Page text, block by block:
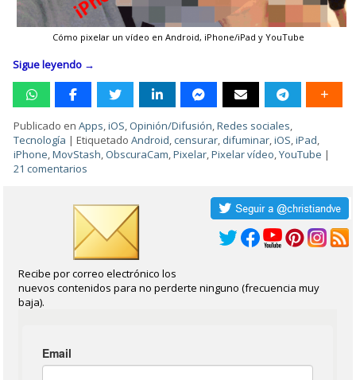
Cómo pixelar un vídeo en Android, iPhone/iPad y YouTube
Sigue leyendo →
Publicado en Apps,iOS, Opinión/Difusión,Redes sociales,
Tecnología |Etiquetado Android,censurar, difuminar,iOS,iPad,
iPhone,MovStash, ObscuraCam,Pixelar,Pixelar vídeo,YouTube |
21 comentarios
Recibe por correo electrónico los
nuevos contenidos para no perderte ninguno (frecuencia muy
baja).